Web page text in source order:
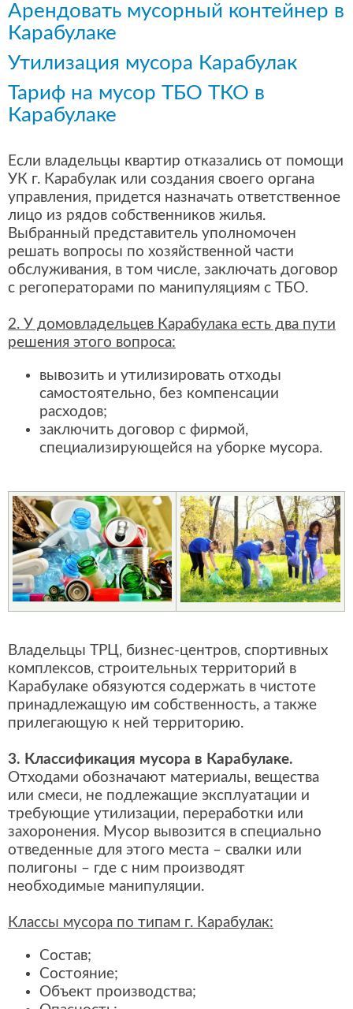
Арендовать мусорный контейнер в
Карабулаке
Утилизация мусора Карабулак
Тариф на мусор ТБО ТКО в
Карабулаке
Если владельцы квартир отказались от помощи
УК г. Карабулак или создания своего органа
управления, придется назначать ответственное
лицо из рядов собственников жилья.
Выбранный представитель уполномочен
решать вопросы по хозяйственной части
обслуживания, в том числе, заключать договор
с регоператорами по манипуляциям с ТБО.
2. У домовладельцев Карабулака есть два пути
решения этого вопроса:
вывозить и утилизировать отходы
самостоятельно, без компенсации
расходов;
заключить договор с фирмой,
специализирующейся на уборке мусора.
Владельцы ТРЦ, бизнес-центров, спортивных
комплексов, строительных территорий в
Карабулаке обязуются содержать в чистоте
принадлежащую им собственность, а также
прилегающую к ней территорию.
3. Классификация мусора в Карабулаке.
Отходами обозначают материалы, вещества
или смеси, не подлежащие эксплуатации и
требующие утилизации, переработки или
захоронения. Мусор вывозится в специально
отведенные для этого места – свалки или
полигоны – где с ним производят
необходимые манипуляции.
Классы мусора по типам г. Карабулак:
Состав;
Состояние;
Объект производства;